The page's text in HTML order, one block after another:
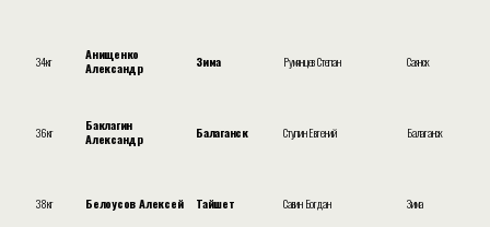
34кг
Анищенко
Александр
Зима Румянцев Степан Саянск
36кг
Баклагин
Александр
Балаганск Ступин Евгений Балаганск
38кг Белоусов Алексей Тайшет Савин Богдан Зима